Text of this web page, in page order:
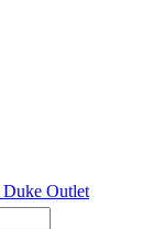
Duke Outlet